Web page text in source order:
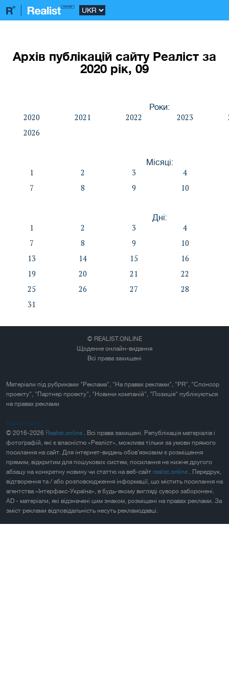
Архів публікацій сайту Реаліст за
2020 рік, 09
Роки:
2020 2021 2022 2023
2026
Місяці:
1 2 3
4
7
8 9 10
Дні:
1 2 3
4
7
8 9
10
13
14 15
16
19
20 21
22
25
26 27
28
31
© REALIST.ONLINE
Щоденне онлайн-видання
Всі права захищені
Матеріали під рубриками "Реклама", "На правах реклами", "PR", "Спонсор
проекту", "Партнер проекту", "Новини компаній", "Позиція" публікуються
на правах реклами
Карта сайта
© 2016-2026 Realist.online . Всі права захищені. Републікація матеріалів і
фотографій, які є власністю «Реаліст», можлива тільки за умови прямого
посилання на сайт. Для інтернет-видань обов'язковим є розміщення
прямим, відкритим для пошукових систем, посилання не нижче другого
абзацу на конкретну новину чи статтю на веб-сайт realist.online . Передрук,
відтворення та / або розповсюдження інформації, що містить посилання на
агентства «Інтерфакс-Україна», в будь-якому вигляді суворо заборонені.
AD - матеріали, які відзначені цим знаком, розміщені на правах реклами. За
зміст реклами відповідальність несуть рекламодавці.